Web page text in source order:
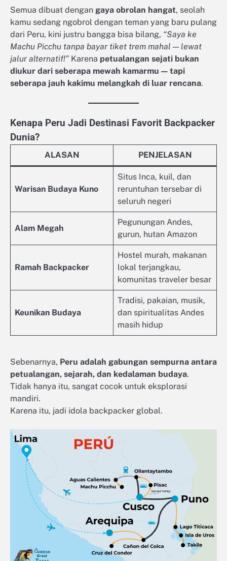
Semua dibuat dengan gaya obrolan hangat, seolah
kamu sedang ngobrol dengan teman yang baru pulang
dari Peru, kini justru bangga bisa bilang, “Saya ke
Machu Picchu tanpa bayar tiket trem mahal — lewat
jalur alternatif!” Karena petualangan sejati bukan
diukur dari seberapa mewah kamarmu — tapi
seberapa jauh kakimu melangkah di luar rencana.
Kenapa Peru Jadi Destinasi Favorit Backpacker
Dunia?
ALASAN PENJELASAN
Warisan Budaya Kuno
Situs Inca, kuil, dan
reruntuhan tersebar di
seluruh negeri
Alam Megah
Pegunungan Andes,
gurun, hutan Amazon
Ramah Backpacker
Hostel murah, makanan
lokal terjangkau,
komunitas traveler besar
Keunikan Budaya
Tradisi, pakaian, musik,
dan spiritualitas Andes
masih hidup
Sebenarnya, Peru adalah gabungan sempurna antara
petualangan, sejarah, dan kedalaman budaya.
Tidak hanya itu, sangat cocok untuk eksplorasi
mandiri.
Karena itu, jadi idola backpacker global.